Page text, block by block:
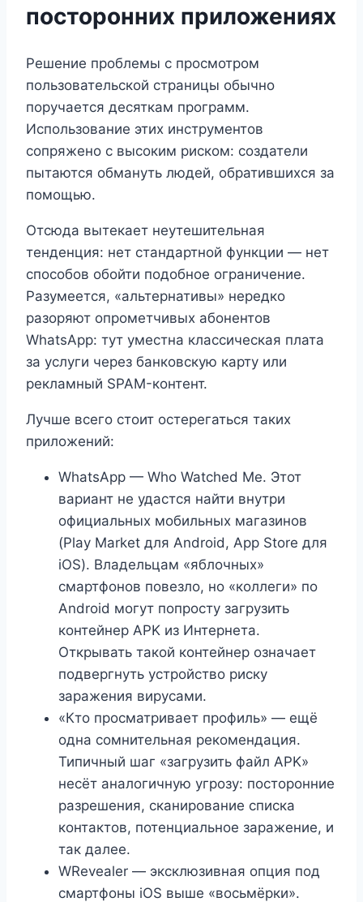
посторонних приложениях
Решение проблемы с просмотром
пользовательской страницы обычно
поручается десяткам программ.
Использование этих инструментов
сопряжено с высоким риском: создатели
пытаются обмануть людей, обратившихся за
помощью.
Отсюда вытекает неутешительная
тенденция: нет стандартной функции — нет
способов обойти подобное ограничение.
Разумеется, «альтернативы» нередко
разоряют опрометчивых абонентов
WhatsApp: тут уместна классическая плата
за услуги через банковскую карту или
рекламный SPAM-контент.
Лучше всего стоит остерегаться таких
приложений:
WhatsApp — Who Watched Me. Этот
вариант не удастся найти внутри
официальных мобильных магазинов
(Play Market для Android, App Store для
iOS). Владельцам «яблочных»
смартфонов повезло, но «коллеги» по
Android могут попросту загрузить
контейнер APK из Интернета.
Открывать такой контейнер означает
подвергнуть устройство риску
заражения вирусами.
«Кто просматривает профиль» — ещё
одна сомнительная рекомендация.
Типичный шаг «загрузить файл APK»
несёт аналогичную угрозу: посторонние
разрешения, сканирование списка
контактов, потенциальное заражение, и
так далее.
WRevealer — эксклюзивная опция под
смартфоны iOS выше «восьмёрки».